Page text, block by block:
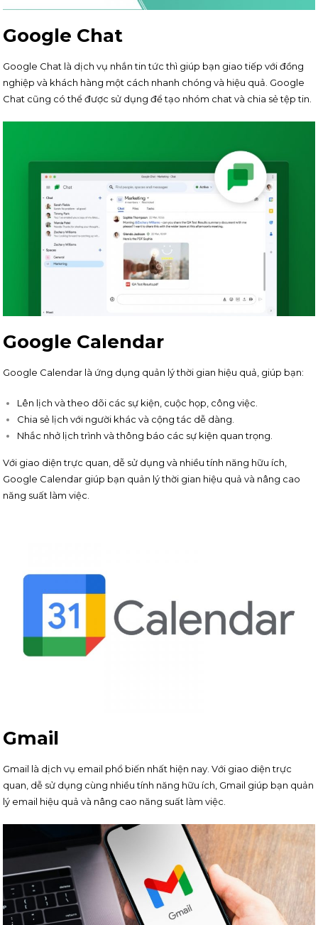
Google Chat
Google Chat là dịch vụ nhắn tin tức thì giúp bạn giao tiếp với đồng
nghiệp và khách hàng một cách nhanh chóng và hiệu quả. Google
Chat cũng có thể được sử dụng để tạo nhóm chat và chia sẻ tệp tin.
Google Calendar
Google Calendar là ứng dụng quản lý thời gian hiệu quả, giúp bạn:
Lên lịch và theo dõi các sự kiện, cuộc họp, công việc.
Chia sẻ lịch với người khác và cộng tác dễ dàng.
Nhắc nhở lịch trình và thông báo các sự kiện quan trọng.
Với giao diện trực quan, dễ sử dụng và nhiều tính năng hữu ích,
Google Calendar giúp bạn quản lý thời gian hiệu quả và nâng cao
năng suất làm việc.
Gmail
Gmail là dịch vụ email phổ biến nhất hiện nay. Với giao diện trực
quan, dễ sử dụng cùng nhiều tính năng hữu ích, Gmail giúp bạn quản
lý email hiệu quả và nâng cao năng suất làm việc.